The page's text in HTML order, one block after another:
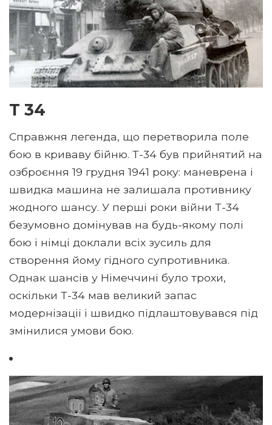
Т 34
Справжня легенда, що перетворила поле
бою в криваву бійню. Т-34 був прийнятий на
озброєння 19 грудня 1941 року: маневрена і
швидка машина не залишала противнику
жодного шансу. У перші роки війни Т-34
безумовно домінував на будь-якому полі
бою і німці доклали всіх зусиль для
створення йому гідного супротивника.
Однак шансів у Німеччині було трохи,
оскільки Т-34 мав великий запас
модернізації і швидко підлаштовувався під
змінилися умови бою.